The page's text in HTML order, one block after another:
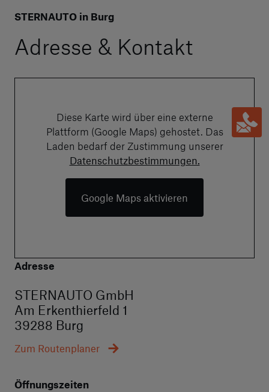
STERNAUTO in Burg
Adresse & Kontakt
Diese Karte wird über eine externe
Plattform (Google Maps) gehostet. Das
Laden bedarf der Zustimmung unserer
Datenschutzbestimmungen.
Google Maps aktivieren
Adresse
STERNAUTO GmbH
Am Erkenthierfeld 1
39288 Burg
Zum Routenplaner
Öffnungszeiten